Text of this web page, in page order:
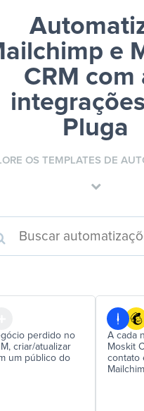
e
CRM com
Pluga
OS TEMPLATES DE
perdido no
criar/atualizar
um público do
A cada
Moskit
contato